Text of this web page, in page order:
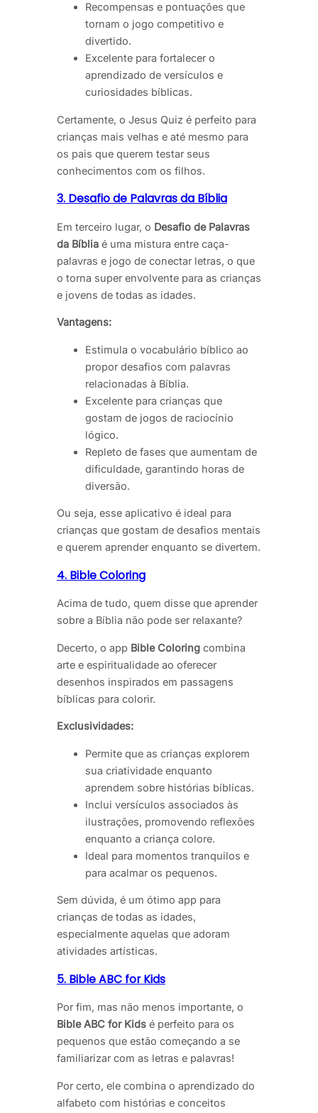
Recompensas e pontuações que
tornam o jogo competitivo e
divertido.
Excelente para fortalecer o
aprendizado de versículos e
curiosidades bíblicas.
Certamente, o Jesus Quiz é perfeito para
crianças mais velhas e até mesmo para
os pais que querem testar seus
conhecimentos com os filhos.
3. Desafio de Palavras da Bíblia
Em terceiro lugar, o Desafio de Palavras
da Bíblia é uma mistura entre caça-
palavras e jogo de conectar letras, o que
o torna super envolvente para as crianças
e jovens de todas as idades.
Vantagens:
Estimula o vocabulário bíblico ao
propor desafios com palavras
relacionadas à Bíblia.
Excelente para crianças que
gostam de jogos de raciocínio
lógico.
Repleto de fases que aumentam de
dificuldade, garantindo horas de
diversão.
Ou seja, esse aplicativo é ideal para
crianças que gostam de desafios mentais
e querem aprender enquanto se divertem.
4. Bible Coloring
Acima de tudo, quem disse que aprender
sobre a Bíblia não pode ser relaxante?
Decerto, o app Bible Coloring combina
arte e espiritualidade ao oferecer
desenhos inspirados em passagens
bíblicas para colorir.
Exclusividades:
Permite que as crianças explorem
sua criatividade enquanto
aprendem sobre histórias bíblicas.
Inclui versículos associados às
ilustrações, promovendo reflexões
enquanto a criança colore.
Ideal para momentos tranquilos e
para acalmar os pequenos.
Sem dúvida, é um ótimo app para
crianças de todas as idades,
especialmente aquelas que adoram
atividades artísticas.
5. Bible ABC for Kids
Por fim, mas não menos importante, o
Bible ABC for Kids é perfeito para os
pequenos que estão começando a se
familiarizar com as letras e palavras!
Por certo, ele combina o aprendizado do
alfabeto com histórias e conceitos